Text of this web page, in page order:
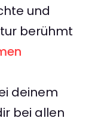
und
berühmt
deinem
bei allen